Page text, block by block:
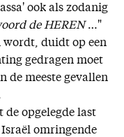
ook als zodanig
de HEREN…"
wordt, duidt op een
gedragen moet
de meeste gevallen
de opgelegde last
omringende